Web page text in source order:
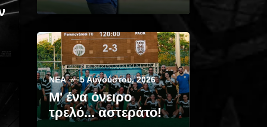
ΝΈΑ 5 Αυγούστου, 2026
Μ' ένα όνειρο
τρελό... αστεράτο!